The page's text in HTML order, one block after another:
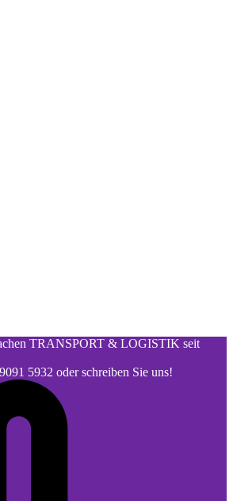
TRANSPORT & LOGISTIK seit
5932 oder schreiben Sie uns!